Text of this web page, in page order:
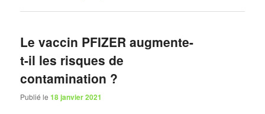
Le vaccin PFIZER augmente-
t-il les risques de
contamination ?
Publié le18 janvier 2021